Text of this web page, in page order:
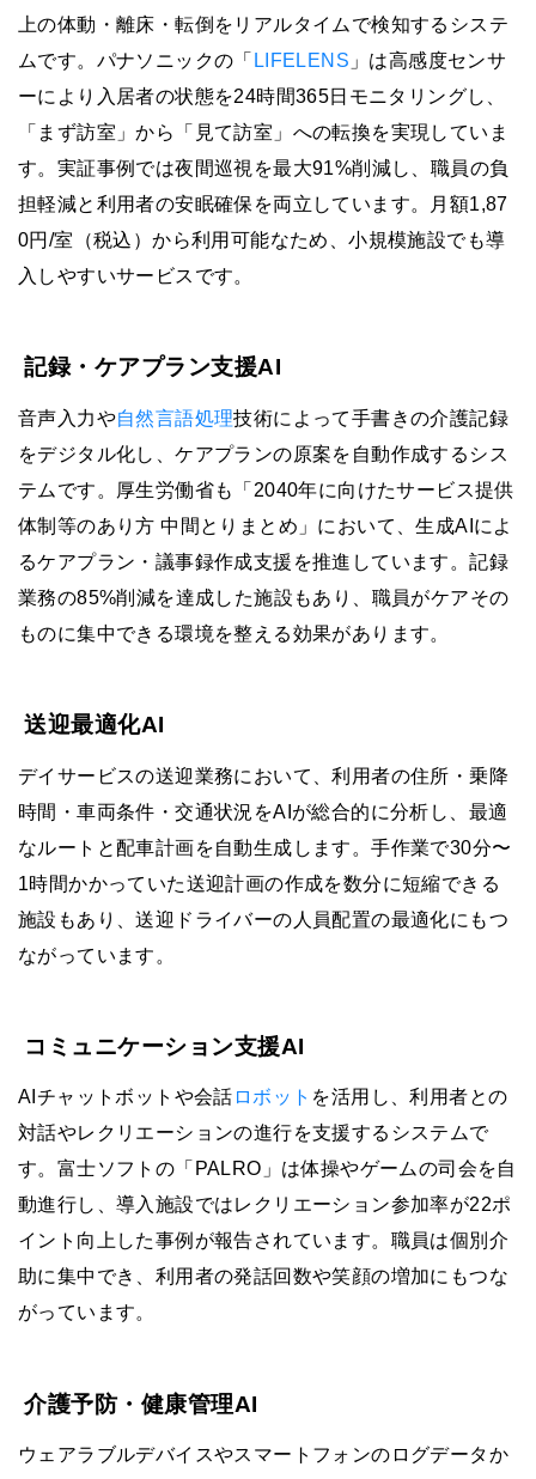
上の体動・離床・転倒をリアルタイムで検知するシステ
ムです。パナソニックの「 LIFELENS 」は高感度センサ
ーにより入居者の状態を24時間365日モニタリングし、
「まず訪室」から「見て訪室」への転換を実現していま
す。実証事例では夜間巡視を最大91%削減し、職員の負
担軽減と利用者の安眠確保を両立しています。月額1,87
0円/室（税込）から利用可能なため、小規模施設でも導
入しやすいサービスです。
記録・ケアプラン支援AI
音声入力や自然言語処理技術によって手書きの介護記録
をデジタル化し、ケアプランの原案を自動作成するシス
テムです。厚生労働省も「2040年に向けたサービス提供
体制等のあり方 中間とりまとめ」において、生成AIによ
るケアプラン・議事録作成支援を推進しています。記録
業務の85%削減を達成した施設もあり、職員がケアその
ものに集中できる環境を整える効果があります。
送迎最適化AI
デイサービスの送迎業務において、利用者の住所・乗降
時間・車両条件・交通状況をAIが総合的に分析し、最適
なルートと配車計画を自動生成します。手作業で30分〜
1時間かかっていた送迎計画の作成を数分に短縮できる
施設もあり、送迎ドライバーの人員配置の最適化にもつ
ながっています。
コミュニケーション支援AI
AIチャットボットや会話 ロボット を活用し、利用者との
対話やレクリエーションの進行を支援するシステムで
す。富士ソフトの「PALRO」は体操やゲームの司会を自
動進行し、導入施設ではレクリエーション参加率が22ポ
イント向上した事例が報告されています。職員は個別介
助に集中でき、利用者の発話回数や笑顔の増加にもつな
がっています。
介護予防・健康管理AI
ウェアラブルデバイスやスマートフォンのログデータか